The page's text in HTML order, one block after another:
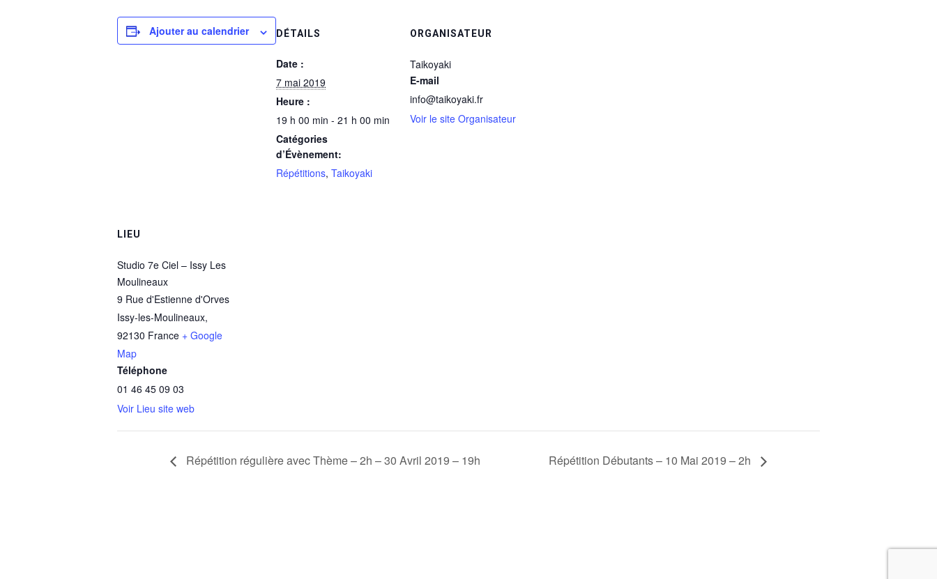
Ajouter au calendrier DÉTAILS
Date :
7 mai 2019
Heure :
19 h 00 min - 21 h 00 min
Catégories
d’Évènement:
Répétitions, Taikoyaki
ORGANISATEUR
Taikoyaki
E-mail
info@taikoyaki.fr
Voir le site Organisateur
LIEU
Studio 7e Ciel – Issy Les
Moulineaux
9 Rue d'Estienne d'Orves
Issy-les-Moulineaux,
92130 France + Google
Map
Téléphone
01 46 45 09 03
Voir Lieu site web
Répétition régulière avec Thème – 2h – 30 Avril 2019 – 19h Répétition Débutants – 10 Mai 2019 – 2h